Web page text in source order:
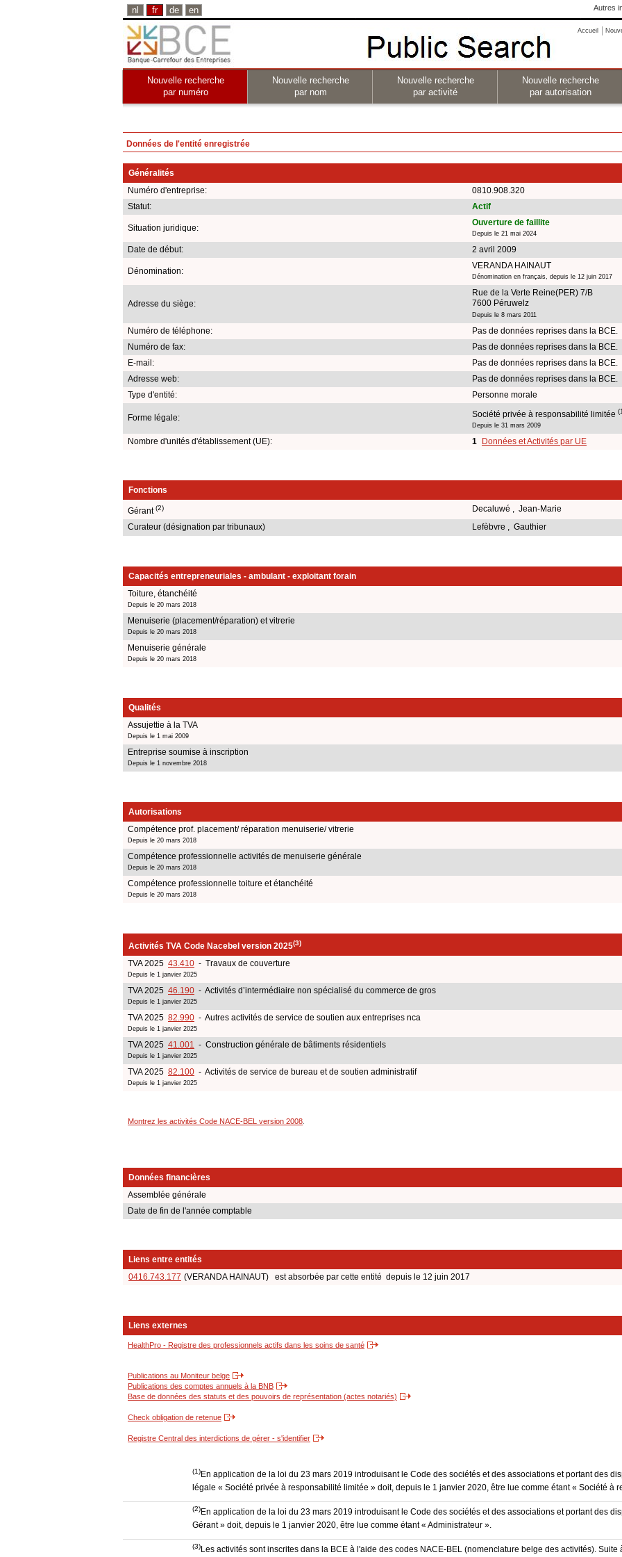
nl fr de en Autres
Accueil
Nouvelle recherche
par numéro
Nouvelle recherche
par nom
Nouvelle recherche
par activité
Nouvelle recherche
par autorisation
Données de l'entité enregistrée
Généralités
Numéro d'entreprise:
0810.908.320
Statut:
Actif
Situation juridique:
Ouverture de faillite
Depuis le 21 mai 2024
Date de début: 2 avril 2009
Dénomination:
VERANDA HAINAUT
Dénomination en français, depuis le 12 juin 2017
Adresse du siège:
Rue de la Verte Reine(PER) 7/B
7600 Péruwelz
Depuis le 8 mars 2011
Numéro de téléphone:
Pas de données reprises dans la BCE.
Numéro de fax:
Pas de données reprises dans la BCE.
E-mail:
Pas de données reprises dans la BCE.
Adresse web:
Pas de données reprises dans la BCE.
Type d'entité:
Personne morale
Forme légale: Société privée à responsabilité limitée
Depuis le 31 mars 2009
Nombre d'unités d'établissement (UE): 1 Données et Activités par UE
Fonctions
Gérant(2) Decaluwé , Jean-Marie
Curateur (désignation par tribunaux) Lefèbvre , Gauthier
Capacités entrepreneuriales - ambulant - exploitant forain
Toiture, étanchéité
Depuis le 20 mars 2018
Menuiserie (placement/réparation) et vitrerie
Depuis le 20 mars 2018
Menuiserie générale
Depuis le 20 mars 2018
Qualités
Assujettie à la TVA
Depuis le 1 mai 2009
Entreprise soumise à inscription
Depuis le 1 novembre 2018
Autorisations
Compétence prof. placement/ réparation menuiserie/ vitrerie
Depuis le 20 mars 2018
Compétence professionnelle activités de menuiserie générale
Depuis le 20 mars 2018
Compétence professionnelle toiture et étanchéité
Depuis le 20 mars 2018
Activités TVA Code Nacebel version 2025(3)
TVA 2025 43.410 - Travaux de couverture
Depuis le 1 janvier 2025
TVA 2025 46.190 - Activités d’intermédiaire non spécialisé du commerce de gros
Depuis le 1 janvier 2025
TVA 2025 82.990 - Autres activités de service de soutien aux entreprises nca
Depuis le 1 janvier 2025
TVA 2025 41.001 - Construction générale de bâtiments résidentiels
Depuis le 1 janvier 2025
TVA 2025 82.100 - Activités de service de bureau et de soutien administratif
Depuis le 1 janvier 2025
Montrez les activités Code NACE-BEL version 2008
Données financières
Assemblée générale
Date de fin de l'année comptable
Liens entre entités
0416.743.177 (VERANDA HAINAUT) est absorbée par cette entité depuis le 12 juin 2017
Liens externes
HealthPro - Registre des professionnels actifs dans les soins de santé
Publications au Moniteur belge
Publications des comptes annuels à la BNB
Base de données des statuts et des pouvoirs de représentation (actes notariés)
Check obligation de retenue
Registre Central des interdictions de gérer - s'identifier
(1)En application de la loi du 23 mars 2019 introduisant le Code des sociétés et des associations et portant des
légale « Société privée à responsabilité limitée » doit, depuis le 1 janvier 2020, être lue comme étant « Société à
(2)En application de la loi du 23 mars 2019 introduisant le Code des sociétés et des associations et portant des
Gérant » doit, depuis le 1 janvier 2020, être lue comme étant « Administrateur ».
(3)Les activités sont inscrites dans la BCE à l'aide des codes NACE-BEL (nomenclature belge des activités).